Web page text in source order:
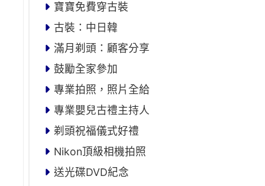
寶寶免費穿古裝
古裝：中日韓
滿月剃頭：顧客分享
鼓勵全家參加
專業拍照，照片全給
專業嬰兒古禮主持人
剃頭祝福儀式好禮
Nikon頂級相機拍照
送光碟DVD紀念